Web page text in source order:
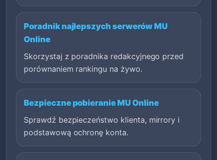
Poradnik najlepszych serwerów MU
Online
Skorzystaj z poradnika redakcyjnego przed
porównaniem rankingu na żywo.
Bezpieczne pobieranie MU Online
Sprawdź bezpieczeństwo klienta, mirrory i
podstawową ochronę konta.